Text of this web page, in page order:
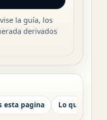
la guía, los
derivados
esta pagina